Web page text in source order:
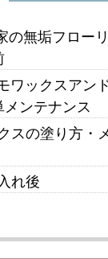
の無垢フロー
ワックスアン
メンテナンス
スの塗り方・
れ後